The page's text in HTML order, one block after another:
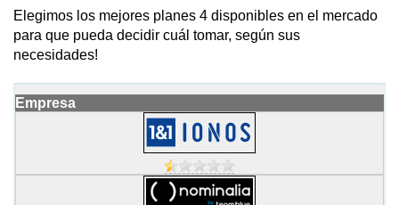
Elegimos los mejores planes 4 disponibles en el mercado
para que pueda decidir cuál tomar, según sus
necesidades!
Empresa